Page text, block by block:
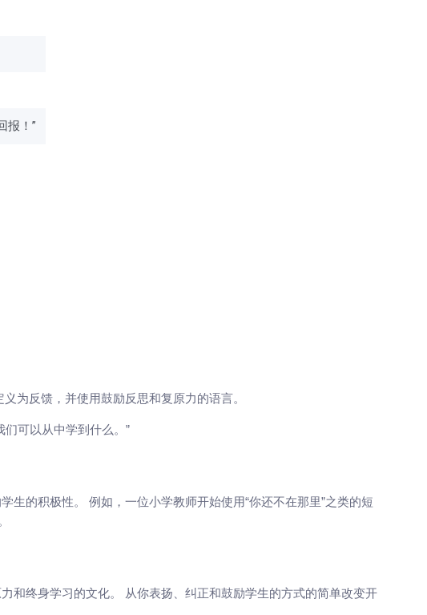
报！”
为反馈，并使用鼓励反思和复原力的语言。
可以从中学到什么。”
生的积极性。 例如，一位小学教师开始使用“你还不在那里”之类的短
和终身学习的文化。 从你表扬、纠正和鼓励学生的方式的简单改变开